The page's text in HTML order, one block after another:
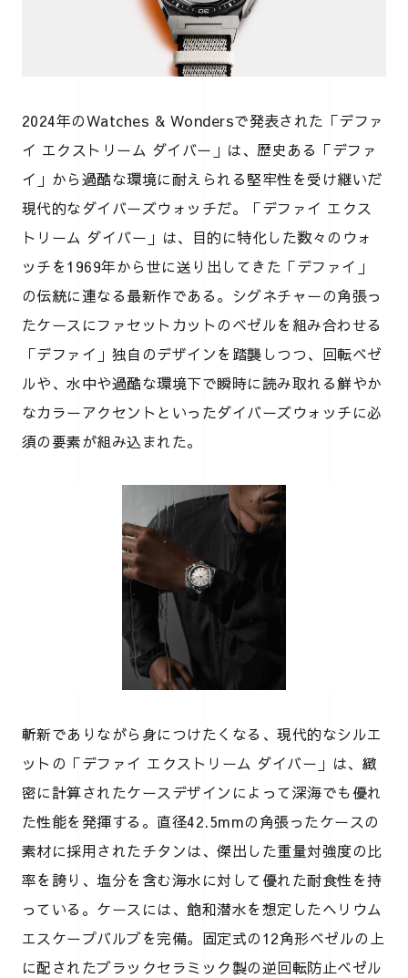
2024年のWatches & Wondersで発表された「デファ
イ エクストリーム ダイバー」は、歴史ある「デファ
イ」から過酷な環境に耐えられる堅牢性を受け継いだ
現代的なダイバーズウォッチだ。「デファイ エクス
トリーム ダイバー」は、目的に特化した数々のウォ
ッチを1969年から世に送り出してきた「デファイ」
の伝統に連なる最新作である。シグネチャーの角張っ
たケースにファセットカットのベゼルを組み合わせる
「デファイ」独自のデザインを踏襲しつつ、回転ベゼ
ルや、水中や過酷な環境下で瞬時に読み取れる鮮やか
なカラーアクセントといったダイバーズウォッチに必
須の要素が組み込まれた。
斬新でありながら身につけたくなる、現代的なシルエ
ットの「デファイ エクストリーム ダイバー」は、緻
密に計算されたケースデザインによって深海でも優れ
た性能を発揮する。直径42.5mmの角張ったケースの
素材に採用されたチタンは、傑出した重量対強度の比
率を誇り、塩分を含む海水に対して優れた耐食性を持
っている。ケースには、飽和潜水を想定したヘリウム
エスケープバルブを完備。固定式の12角形ベゼルの上
に配されたブラックセラミック製の逆回転防止ベゼル